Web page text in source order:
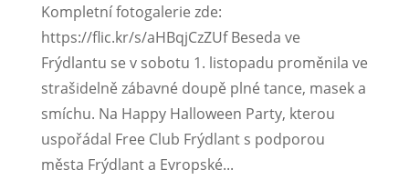
Kompletní fotogalerie zde:
https://flic.kr/s/aHBqjCzZUf Beseda ve
Frýdlantu se v sobotu 1. listopadu proměnila ve
strašidelně zábavné doupě plné tance, masek a
smíchu. Na Happy Halloween Party, kterou
uspořádal Free Club Frýdlant s podporou
města Frýdlant a Evropské...